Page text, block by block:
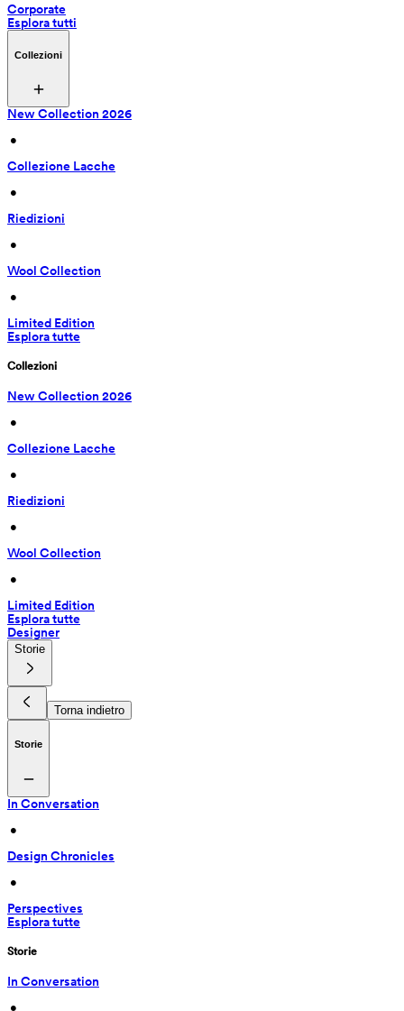
Corporate
Esplora tutti
Collezioni
New Collection 2026
•
Collezione Lacche
•
Riedizioni
•
Wool Collection
•
Limited Edition
Esplora tutte
Collezioni
New Collection 2026
•
Collezione Lacche
•
Riedizioni
•
Wool Collection
•
Limited Edition
Esplora tutte
Designer
Storie
Torna indietro
Storie
In Conversation
•
Design Chronicles
•
Perspectives
Esplora tutte
Storie
In Conversation
•